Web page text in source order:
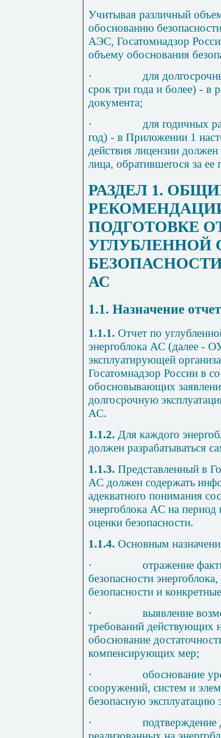
Учитывая различный
обоснованию
АЭС, Госатомнадзор
объему обоснования
·
для
срок три года и более) - в
документа;
·
для годичных
год) - в Приложении 1
действия лицензии
лица, обратившегося за ее
РАЗДЕЛ 1.
ПОДГОТОВКЕ
УГЛУБЛЕННОЙ
АС
1.1. Назначение
1.1.1. Отчет по
энергоблока АС (далее -
эксплуатирующей
Госатомнадзор России в
обосновывающих
долгосрочную
АС.
1.1.2. Для каждого
должен разрабатываться
1.1.3. Представленный в
АС должен содержать
адекватного понимания
энергоблока АС на период
оценки безопасности.
1.1.4. Основным
·
отражение
безопасности
безопасности и
·
выявление
требований действующих
обоснование
компенсирующих мер;
·
обоснование
сооружений, систем и
безопасную эксплуатацию
·
подтверждение